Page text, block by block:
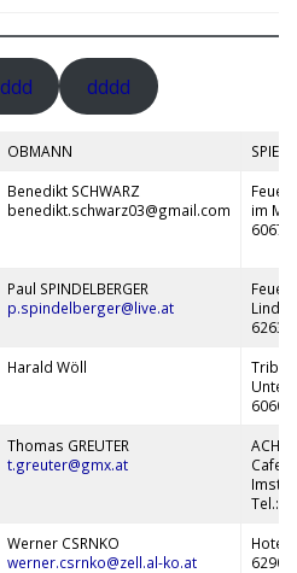
ddd dddd
OBMANN
Benedikt SCHWARZ
benedikt.schwarz03@gmail.com
im
6067
Paul SPINDELBERGER
p.spindelberger@live.at
6263
Harald Wöll
6060
Thomas GREUTER
t.greuter@gmx.at
Cafe
Imst
Tel.:
Werner CSRNKO
werner.csrnko@zell.al-ko.at
Hotel
6290